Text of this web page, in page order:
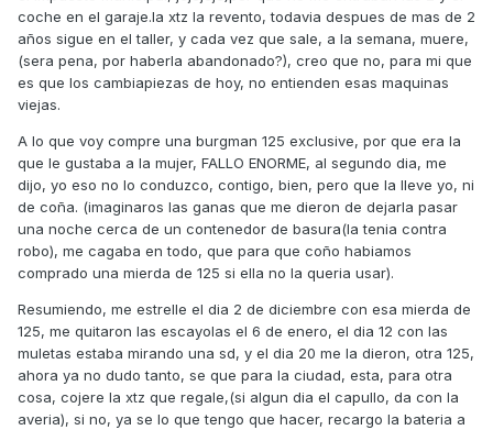
coche en el garaje.la xtz la revento, todavia despues de mas de 2
años sigue en el taller, y cada vez que sale, a la semana, muere,
(sera pena, por haberla abandonado?), creo que no, para mi que
es que los cambiapiezas de hoy, no entienden esas maquinas
viejas.
A lo que voy compre una burgman 125 exclusive, por que era la
que le gustaba a la mujer, FALLO ENORME, al segundo dia, me
dijo, yo eso no lo conduzco, contigo, bien, pero que la lleve yo, ni
de coña. (imaginaros las ganas que me dieron de dejarla pasar
una noche cerca de un contenedor de basura(la tenia contra
robo), me cagaba en todo, que para que coño habiamos
comprado una mierda de 125 si ella no la queria usar).
Resumiendo, me estrelle el dia 2 de diciembre con esa mierda de
125, me quitaron las escayolas el 6 de enero, el dia 12 con las
muletas estaba mirando una sd, y el dia 20 me la dieron, otra 125,
ahora ya no dudo tanto, se que para la ciudad, esta, para otra
cosa, cojere la xtz que regale,(si algun dia el capullo, da con la
averia), si no, ya se lo que tengo que hacer, recargo la bateria a